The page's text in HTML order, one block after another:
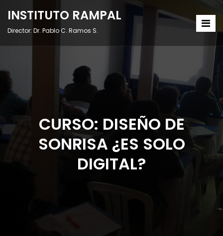
INSTITUTO RAMPAL
Director: Dr. Pablo C. Ramos S.
CURSO: DISEÑO DE
SONRISA ¿ES SOLO
DIGITAL?